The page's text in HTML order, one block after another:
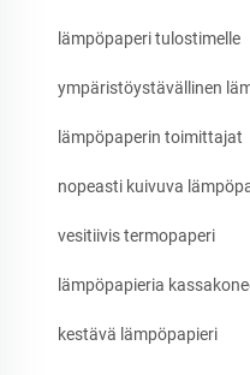
lämpöpaperi tulostimelle
ympäristöystävällinen
lämpöpaperin toimittajat
nopeasti kuivuva
vesitiivis termopaperi
lämpöpapieria
kestävä lämpöpapieri